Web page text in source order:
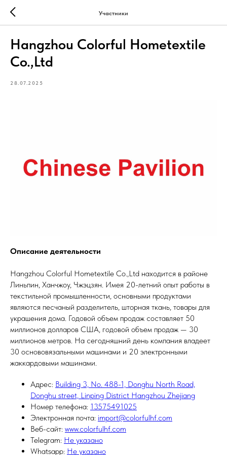
Участники
Hangzhou Colorful Hometextile
Co.,Ltd
28.07.2025
Описание деятельности
Hangzhou Colorful Hometextile Co.,Ltd находится в районе
Линьпин, Ханчжоу, Чжэцзян. Имея 20-летний опыт работы в
текстильной промышленности, основными продуктами
являются песчаный разделитель, шторная ткань, товары для
украшения дома. Годовой объем продаж составляет 50
миллионов долларов США, годовой объем продаж — 30
миллионов метров. На сегодняшний день компания владеет
30 основовязальными машинами и 20 электронными
жаккардовыми машинами.
Адрес: Building 3, No. 488-1, Donghu North Road,
Donghu street, Linping District Hangzhou Zhejiang
Номер телефона: 13575491025
Электронная почта: import@colorfulhf.com
Веб-сайт: www.colorfulhf.com
Telegram: Не указано
Whatsapp: Не указано